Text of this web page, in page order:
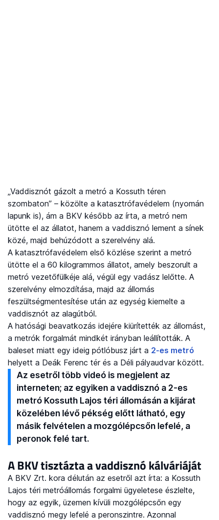
„Vaddisznót gázolt a metró a Kossuth téren
szombaton” – közölte a katasztrófavédelem (nyomán
lapunk is), ám a BKV később az írta, a metró nem
ütötte el az állatot, hanem a vaddisznó lement a sínek
közé, majd behúzódott a szerelvény alá.
A katasztrófavédelem első közlése szerint a metró
ütötte el a 60 kilogrammos állatot, amely beszorult a
metró vezetőfülkéje alá, végül egy vadász lelőtte. A
szerelvény elmozdítása, majd az állomás
feszültségmentesítése után az egység kiemelte a
vaddisznót az alagútból.
A hatósági beavatkozás idejére kiürítették az állomást,
a metrók forgalmát mindkét irányban leállították. A
baleset miatt egy ideig pótlóbusz járt a 2-es metró
helyett a Deák Ferenc tér és a Déli pályaudvar között.
Az esetről több videó is megjelent az
interneten; az egyiken a vaddisznó a 2-es
metró Kossuth Lajos téri állomásán a kijárat
közelében lévő pékség előtt látható, egy
másik felvételen a mozgólépcsőn lefelé, a
peronok felé tart.
A BKV tisztázta a vaddisznó kálváriáját
A BKV Zrt. kora délután az esetről azt írta: a Kossuth
Lajos téri metróállomás forgalmi ügyeletese észlelte,
hogy az egyik, üzemen kívüli mozgólépcsőn egy
vaddisznó megy lefelé a peronszintre. Azonnal